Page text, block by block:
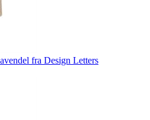
fra Design Letters